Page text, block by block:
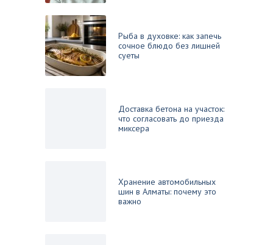
Рыба в духовке: как запечь
сочное блюдо без лишней
суеты
Доставка бетона на участок:
что согласовать до приезда
миксера
Хранение автомобильных
шин в Алматы: почему это
важно